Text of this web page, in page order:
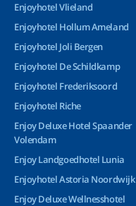
Enjoyhotel Vlieland
Enjoyhotel Hollum Ameland
Enjoyhotel Joli Bergen
Enjoyhotel De Schildkamp
Enjoyhotel Frederiksoord
Enjoyhotel Riche
Enjoy Deluxe Hotel Spaander
Volendam
Enjoy Landgoedhotel Lunia
Enjoyhotel Astoria Noordwijk
Enjoy Deluxe Wellnesshotel